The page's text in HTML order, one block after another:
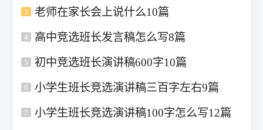
3 老师在家长会上说什么10篇
4 高中竞选班长发言稿怎么写8篇
5 初中竞选班长演讲稿600字10篇
6 小学生班长竞选演讲稿三百字左右9篇
7 小学生班长竞选演讲稿100字怎么写12篇